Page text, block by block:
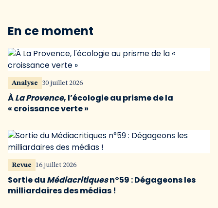
En ce moment
Analyse 30 juillet 2026
ÀLa Provence, l’écologie au prisme de la
« croissance verte »
Revue 16 juillet 2026
Sortie du Médiacritiquesn°59 : Dégageons les
milliardaires des médias !